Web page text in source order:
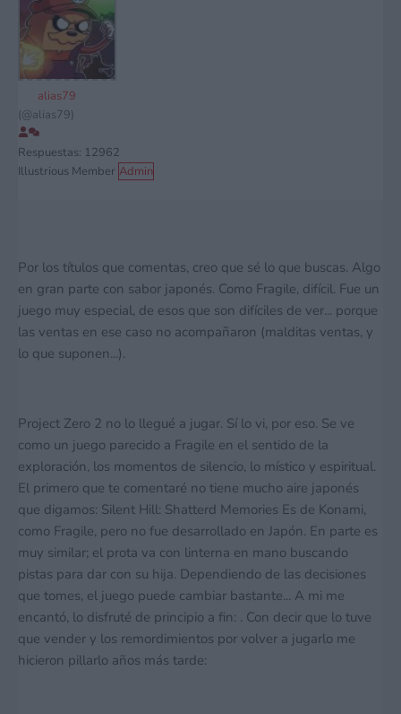
alias79
(@alias79)
Respuestas: 12962
Illustrious Member Admin
Por los títulos que comentas, creo que sé lo que buscas. Algo
en gran parte con sabor japonés. Como Fragile, difícil. Fue un
juego muy especial, de esos que son difíciles de ver... porque
las ventas en ese caso no acompañaron (malditas ventas, y
lo que suponen...).
Project Zero 2 no lo llegué a jugar. Sí lo vi, por eso. Se ve
como un juego parecido a Fragile en el sentido de la
exploración, los momentos de silencio, lo místico y espiritual.
El primero que te comentaré no tiene mucho aire japonés
que digamos: Silent Hill: Shatterd Memories Es de Konami,
como Fragile, pero no fue desarrollado en Japón. En parte es
muy similar; el prota va con linterna en mano buscando
pistas para dar con su hija. Dependiendo de las decisiones
que tomes, el juego puede cambiar bastante... A mi me
encantó, lo disfruté de principio a fin: . Con decir que lo tuve
que vender y los remordimientos por volver a jugarlo me
hicieron pillarlo años más tarde: